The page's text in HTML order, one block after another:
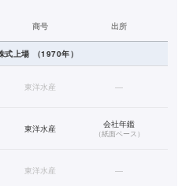
商号 出所
式上場 （1970年）
東洋水産 —
東洋水産 会社年鑑
（紙面ベース）
東洋水産 —